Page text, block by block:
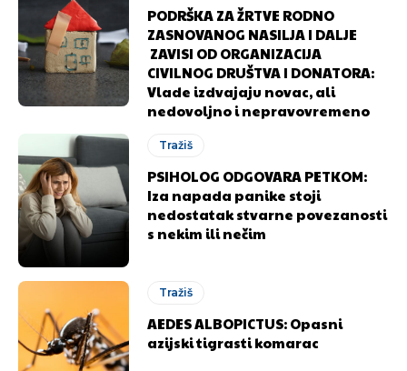
PODRŠKA ZA ŽRTVE RODNO
ZASNOVANOG NASILJA I DALJE
ZAVISI OD ORGANIZACIJA
CIVILNOG DRUŠTVA I DONATORA:
Vlade izdvajaju novac, ali
nedovoljno i nepravovremeno
Tražiš
PSIHOLOG ODGOVARA PETKOM:
Iza napada panike stoji
nedostatak stvarne povezanosti
s nekim ili nečim
Tražiš
AEDES ALBOPICTUS: Opasni
azijski tigrasti komarac